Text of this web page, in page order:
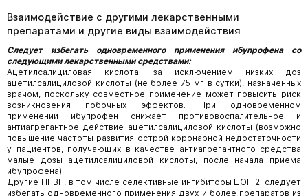
Взаимодействие с другими лекарственными
препаратами и другие виды взаимодействия
Следует избегать одновременного применения ибупрофена со
следующими лекарственными средствами:
Ацетилсалициловая кислота: за исключением низких доз
ацетилсалициловой кислоты (не более 75 мг в сутки), назначенных
врачом, поскольку совместное применение может повысить риск
возникновения побочных эффектов. При одновременном
применении ибупрофен снижает противовоспалительное и
антиагрегантное действие ацетилсалициловой кислоты (возможно
повышение частоты развития острой коронарной недостаточности
у пациентов, получающих в качестве антиагрегантного средства
малые дозы ацетилсалициловой кислоты, после начала приема
ибупрофена).
Другие НПВП, в том числе селективные ингибиторы ЦОГ-2: следует
избегать одновременного применения двух и более препаратов из